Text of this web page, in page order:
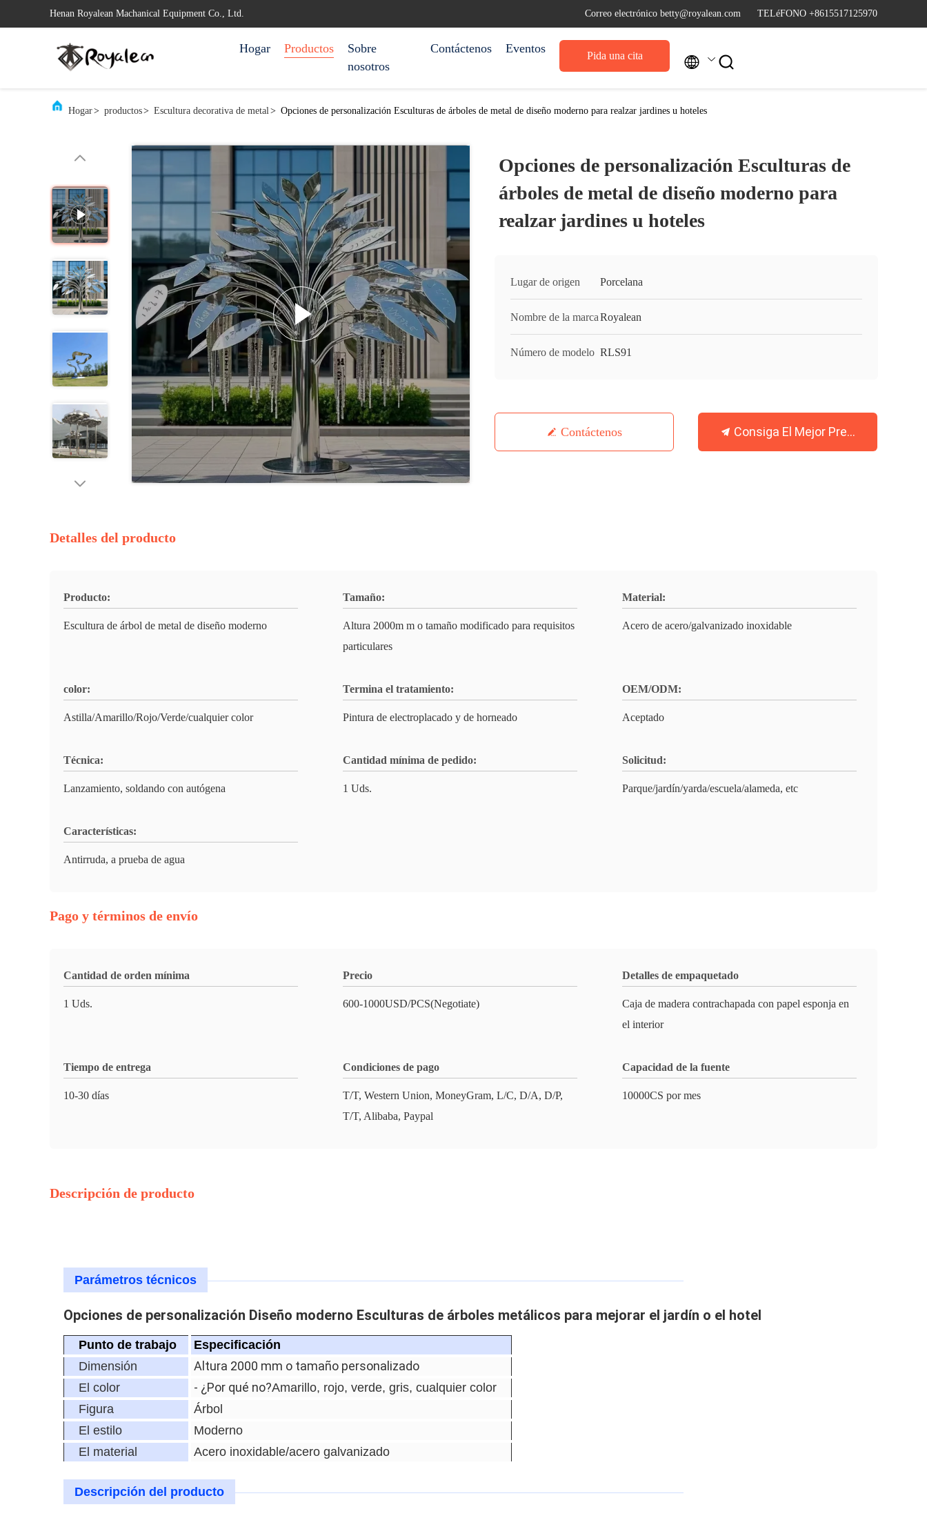
Henan Royalean Machanical Equipment Co., Ltd. Correo electrónico betty@royalean.com TELéFONO +8615517125970
Hogar Productos
Sobre
nosotros
Contáctenos Eventos
Pida una cita  
Hogar> productos> Escultura decorativa de metal> Opciones de personalización Esculturas de árboles de metal de diseño moderno para realzar jardines u hoteles
Opciones de personalización Esculturas de
árboles de metal de diseño moderno para
realzar jardines u hoteles
Lugar de origen Porcelana
Nombre de la marcaRoyalean
Número de modelo RLS91
Contáctenos Consiga El Mejor Precio
Detalles del producto
Producto:
Escultura de árbol de metal de diseño moderno
Tamaño:
Altura 2000m m o tamaño modificado para requisitos
particulares
Material:
Acero de acero/galvanizado inoxidable
color:
Astilla/Amarillo/Rojo/Verde/cualquier color
Termina el tratamiento:
Pintura de electroplacado y de horneado
OEM/ODM:
Aceptado
Técnica:
Lanzamiento, soldando con autógena
Cantidad mínima de pedido:
1 Uds.
Solicitud:
Parque/jardín/yarda/escuela/alameda, etc
Características:
Antirruda, a prueba de agua
Pago y términos de envío
Cantidad de orden mínima
1 Uds.
Precio
600-1000USD/PCS(Negotiate)
Detalles de empaquetado
Caja de madera contrachapada con papel esponja en
el interior
Tiempo de entrega
10-30 días
Condiciones de pago
T/T, Western Union, MoneyGram, L/C, D/A, D/P,
T/T, Alibaba, Paypal
Capacidad de la fuente
10000CS por mes
Descripción de producto
Parámetros técnicos
Opciones de personalización Diseño moderno Esculturas de árboles metálicos para mejorar el jardín o el hotel
Punto de trabajo
Especificación
Dimensión
Altura 2000 mm o tamaño personalizado
El color - ¿Por qué no?Amarillo, rojo, verde, gris, cualquier color
Figura
Árbol
El estilo
Moderno
El material
Acero inoxidable/acero galvanizado
Descripción del producto